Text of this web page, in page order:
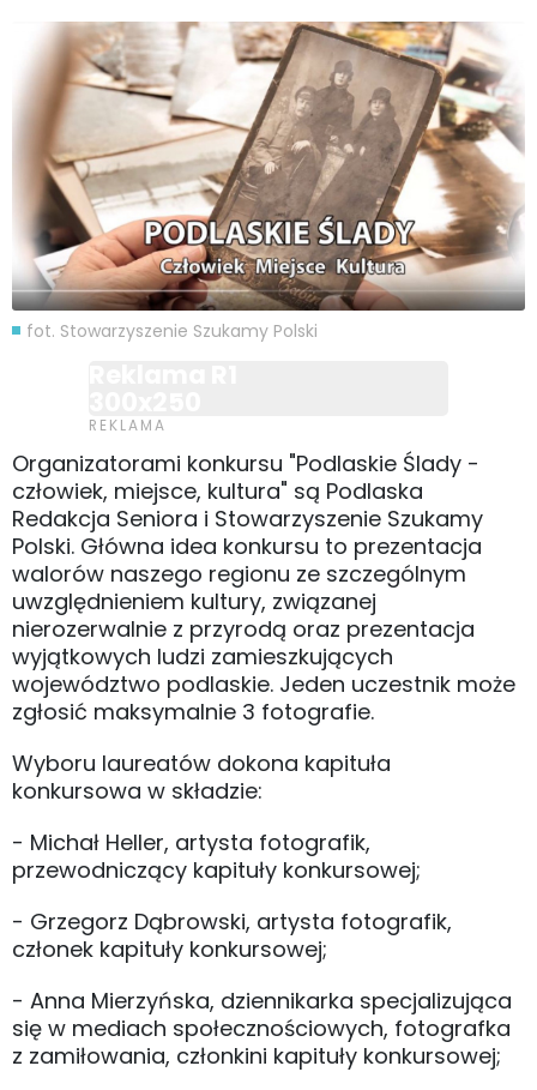
fot. Stowarzyszenie Szukamy Polski
Organizatorami konkursu "Podlaskie Ślady -
człowiek, miejsce, kultura" są Podlaska
Redakcja Seniora i Stowarzyszenie Szukamy
Polski. Główna idea konkursu to prezentacja
walorów naszego regionu ze szczególnym
uwzględnieniem kultury, związanej
nierozerwalnie z przyrodą oraz prezentacja
wyjątkowych ludzi zamieszkujących
województwo podlaskie. Jeden uczestnik może
zgłosić maksymalnie 3 fotografie.
Wyboru laureatów dokona kapituła
konkursowa w składzie:
- Michał Heller, artysta fotografik,
przewodniczący kapituły konkursowej;
- Grzegorz Dąbrowski, artysta fotografik,
członek kapituły konkursowej;
- Anna Mierzyńska, dziennikarka specjalizująca
się w mediach społecznościowych, fotografka
z zamiłowania, członkini kapituły konkursowej;